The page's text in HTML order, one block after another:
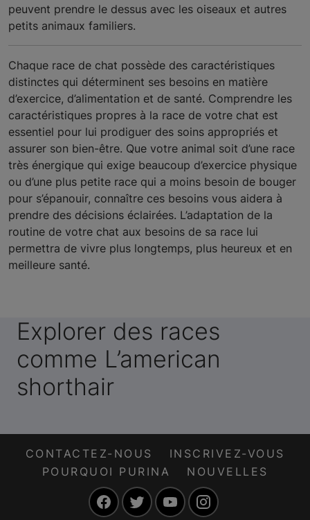
peuvent prendre le dessus avec les oiseaux et autres
petits animaux familiers.
Chaque race de chat possède des caractéristiques
distinctes qui déterminent ses besoins en matière
d’exercice, d’alimentation et de santé. Comprendre les
caractéristiques propres à la race de votre chat est
essentiel pour lui prodiguer des soins appropriés et
assurer son bien-être. Que votre animal soit d’une race
très énergique qui exige beaucoup d’exercice physique
ou d’une plus petite race qui a moins besoin de bouger
pour s’épanouir, connaître ces besoins vous aidera à
prendre des décisions éclairées. L’adaptation de la
routine de votre chat aux besoins de sa race lui
permettra de vivre plus longtemps, plus heureux et en
meilleure santé.
Explorer des races
comme L’american
shorthair
CONTACTEZ-NOUS
INSCRIVEZ-VOUS
POURQUOI PURINA
NOUVELLES
FacebookTwitter YouTube